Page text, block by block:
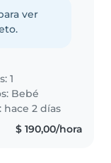
ver
1
Bebé
2 días
$ 190,00/hora